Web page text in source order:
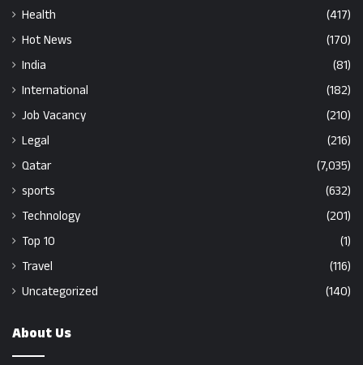
Health
(417)
Hot News
(170)
India
(81)
International
(182)
Job Vacancy
(210)
Legal
(216)
Qatar
(7,035)
sports
(632)
Technology
(201)
Top 10
(1)
Travel
(116)
Uncategorized
(140)
About Us